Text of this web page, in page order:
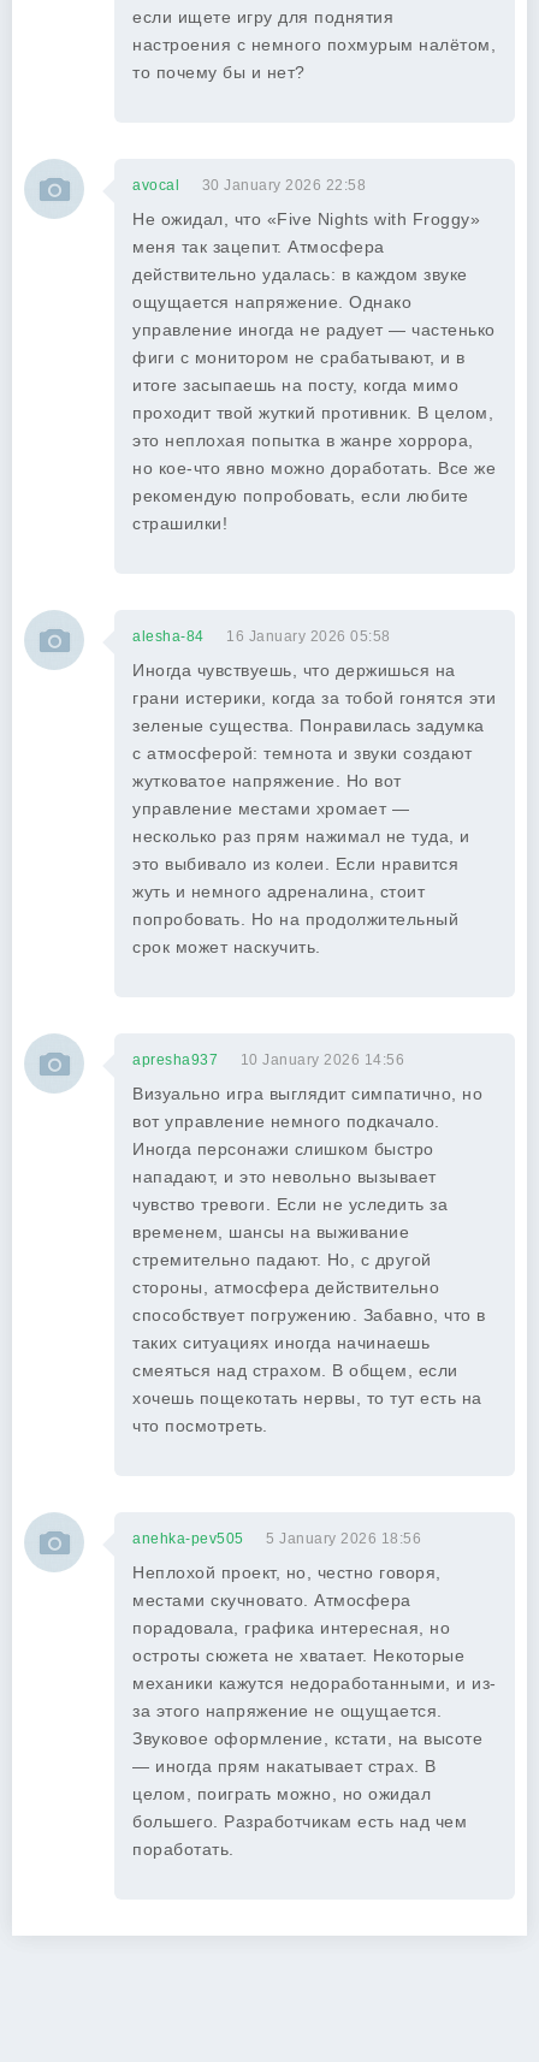
если ищете игру для поднятия
настроения с немного похмурым налётом,
то почему бы и нет?
avocal 30 January 2026 22:58
Не ожидал, что «Five Nights with Froggy»
меня так зацепит. Атмосфера
действительно удалась: в каждом звуке
ощущается напряжение. Однако
управление иногда не радует — частенько
фиги с монитором не срабатывают, и в
итоге засыпаешь на посту, когда мимо
проходит твой жуткий противник. В целом,
это неплохая попытка в жанре хоррора,
но кое-что явно можно доработать. Все же
рекомендую попробовать, если любите
страшилки!
alesha-84 16 January 2026 05:58
Иногда чувствуешь, что держишься на
грани истерики, когда за тобой гонятся эти
зеленые существа. Понравилась задумка
с атмосферой: темнота и звуки создают
жутковатое напряжение. Но вот
управление местами хромает —
несколько раз прям нажимал не туда, и
это выбивало из колеи. Если нравится
жуть и немного адреналина, стоит
попробовать. Но на продолжительный
срок может наскучить.
apresha937 10 January 2026 14:56
Визуально игра выглядит симпатично, но
вот управление немного подкачало.
Иногда персонажи слишком быстро
нападают, и это невольно вызывает
чувство тревоги. Если не уследить за
временем, шансы на выживание
стремительно падают. Но, с другой
стороны, атмосфера действительно
способствует погружению. Забавно, что в
таких ситуациях иногда начинаешь
смеяться над страхом. В общем, если
хочешь пощекотать нервы, то тут есть на
что посмотреть.
anehka-pev505 5 January 2026 18:56
Неплохой проект, но, честно говоря,
местами скучновато. Атмосфера
порадовала, графика интересная, но
остроты сюжета не хватает. Некоторые
механики кажутся недоработанными, и из-
за этого напряжение не ощущается.
Звуковое оформление, кстати, на высоте
— иногда прям накатывает страх. В
целом, поиграть можно, но ожидал
большего. Разработчикам есть над чем
поработать.